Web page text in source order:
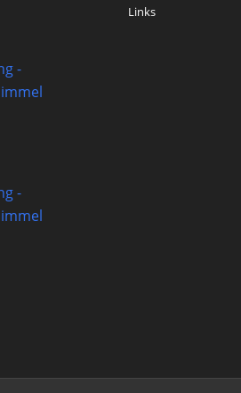
-
-
Links